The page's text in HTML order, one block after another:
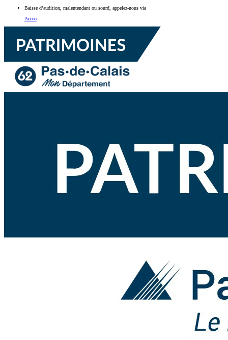
Baisse d’audition, malentendant ou sourd, appelez-nous via
Acceo